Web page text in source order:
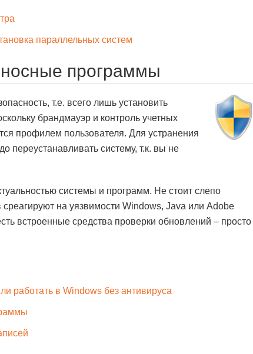
параллельных систем
программы
т.е. всего лишь установить
брандмауэр и контроль учетных
профилем пользователя. Для устранения
переустанавливать систему, т.к. вы не
системы и программ. Не стоит слепо
среагируют на уязвимости Windows, Java или Adobe
встроенные средства проверки обновлений – просто
работать в Windows без антивируса